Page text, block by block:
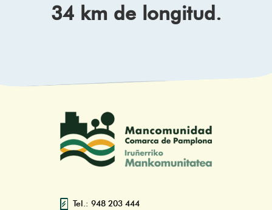
34 km de longitud.
Tel.: 948 203 444